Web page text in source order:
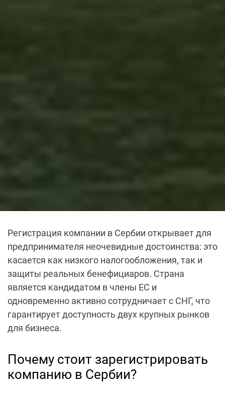
Регистрация компании в Сербии открывает для
предпринимателя неочевидные достоинства: это
касается как низкого налогообложения, так и
защиты реальных бенефициаров. Страна
является кандидатом в члены ЕС и
одновременно активно сотрудничает с СНГ, что
гарантирует доступность двух крупных рынков
для бизнеса.
Почему стоит зарегистрировать
компанию в Сербии?